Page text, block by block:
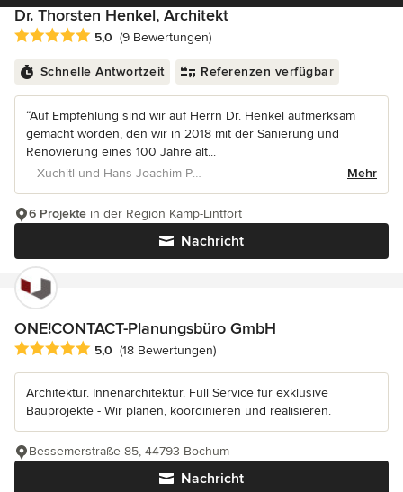
Dr. Thorsten Henkel, Architekt
Durchschnittliche Bewertung: 5 von 5 Sternen
5,0 (9 Bewertungen)
Schnelle Antwortzeit Referenzen verfügbar
“Auf Empfehlung sind wir auf Herrn Dr. Henkel aufmerksam
gemacht worden, den wir in 2018 mit der Sanierung und
Renovierung eines 100 Jahre alt...
– Xuchitl und Hans-Joachim Pein
Mehr
Nachricht
6 Projekte in der Region Kamp-Lintfort
ONE!CONTACT-Planungsbüro GmbH
Durchschnittliche Bewertung: 5 von 5 Sternen
5,0 (18 Bewertungen)
Architektur. Innenarchitektur. Full Service für exklusive
Bauprojekte - Wir planen, koordinieren und realisieren.
Nachricht
Bessemerstraße 85, 44793 Bochum